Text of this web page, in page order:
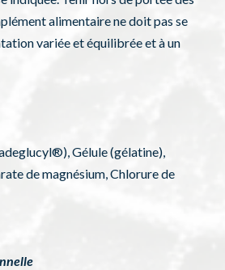
alimentaire ne doit pas se
variée et équilibrée et à un
Gélule (gélatine),
de magnésium, Chlorure de